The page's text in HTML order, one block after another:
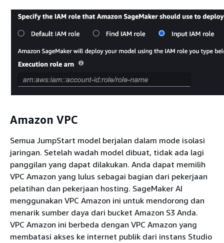
Amazon VPC
Semua JumpStart model berjalan dalam mode isolasi
jaringan. Setelah wadah model dibuat, tidak ada lagi
panggilan yang dapat dilakukan. Anda dapat memilih
VPC Amazon yang lulus sebagai bagian dari pekerjaan
pelatihan dan pekerjaan hosting. SageMaker AI
menggunakan VPC Amazon ini untuk mendorong dan
menarik sumber daya dari bucket Amazon S3 Anda.
VPC Amazon ini berbeda dengan VPC Amazon yang
membatasi akses ke internet publik dari instans Studio